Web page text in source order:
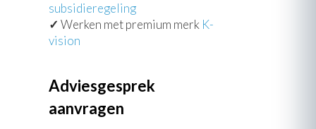
subsidieregeling
✓ Werken met premium merk K-
vision
Adviesgesprek
aanvragen